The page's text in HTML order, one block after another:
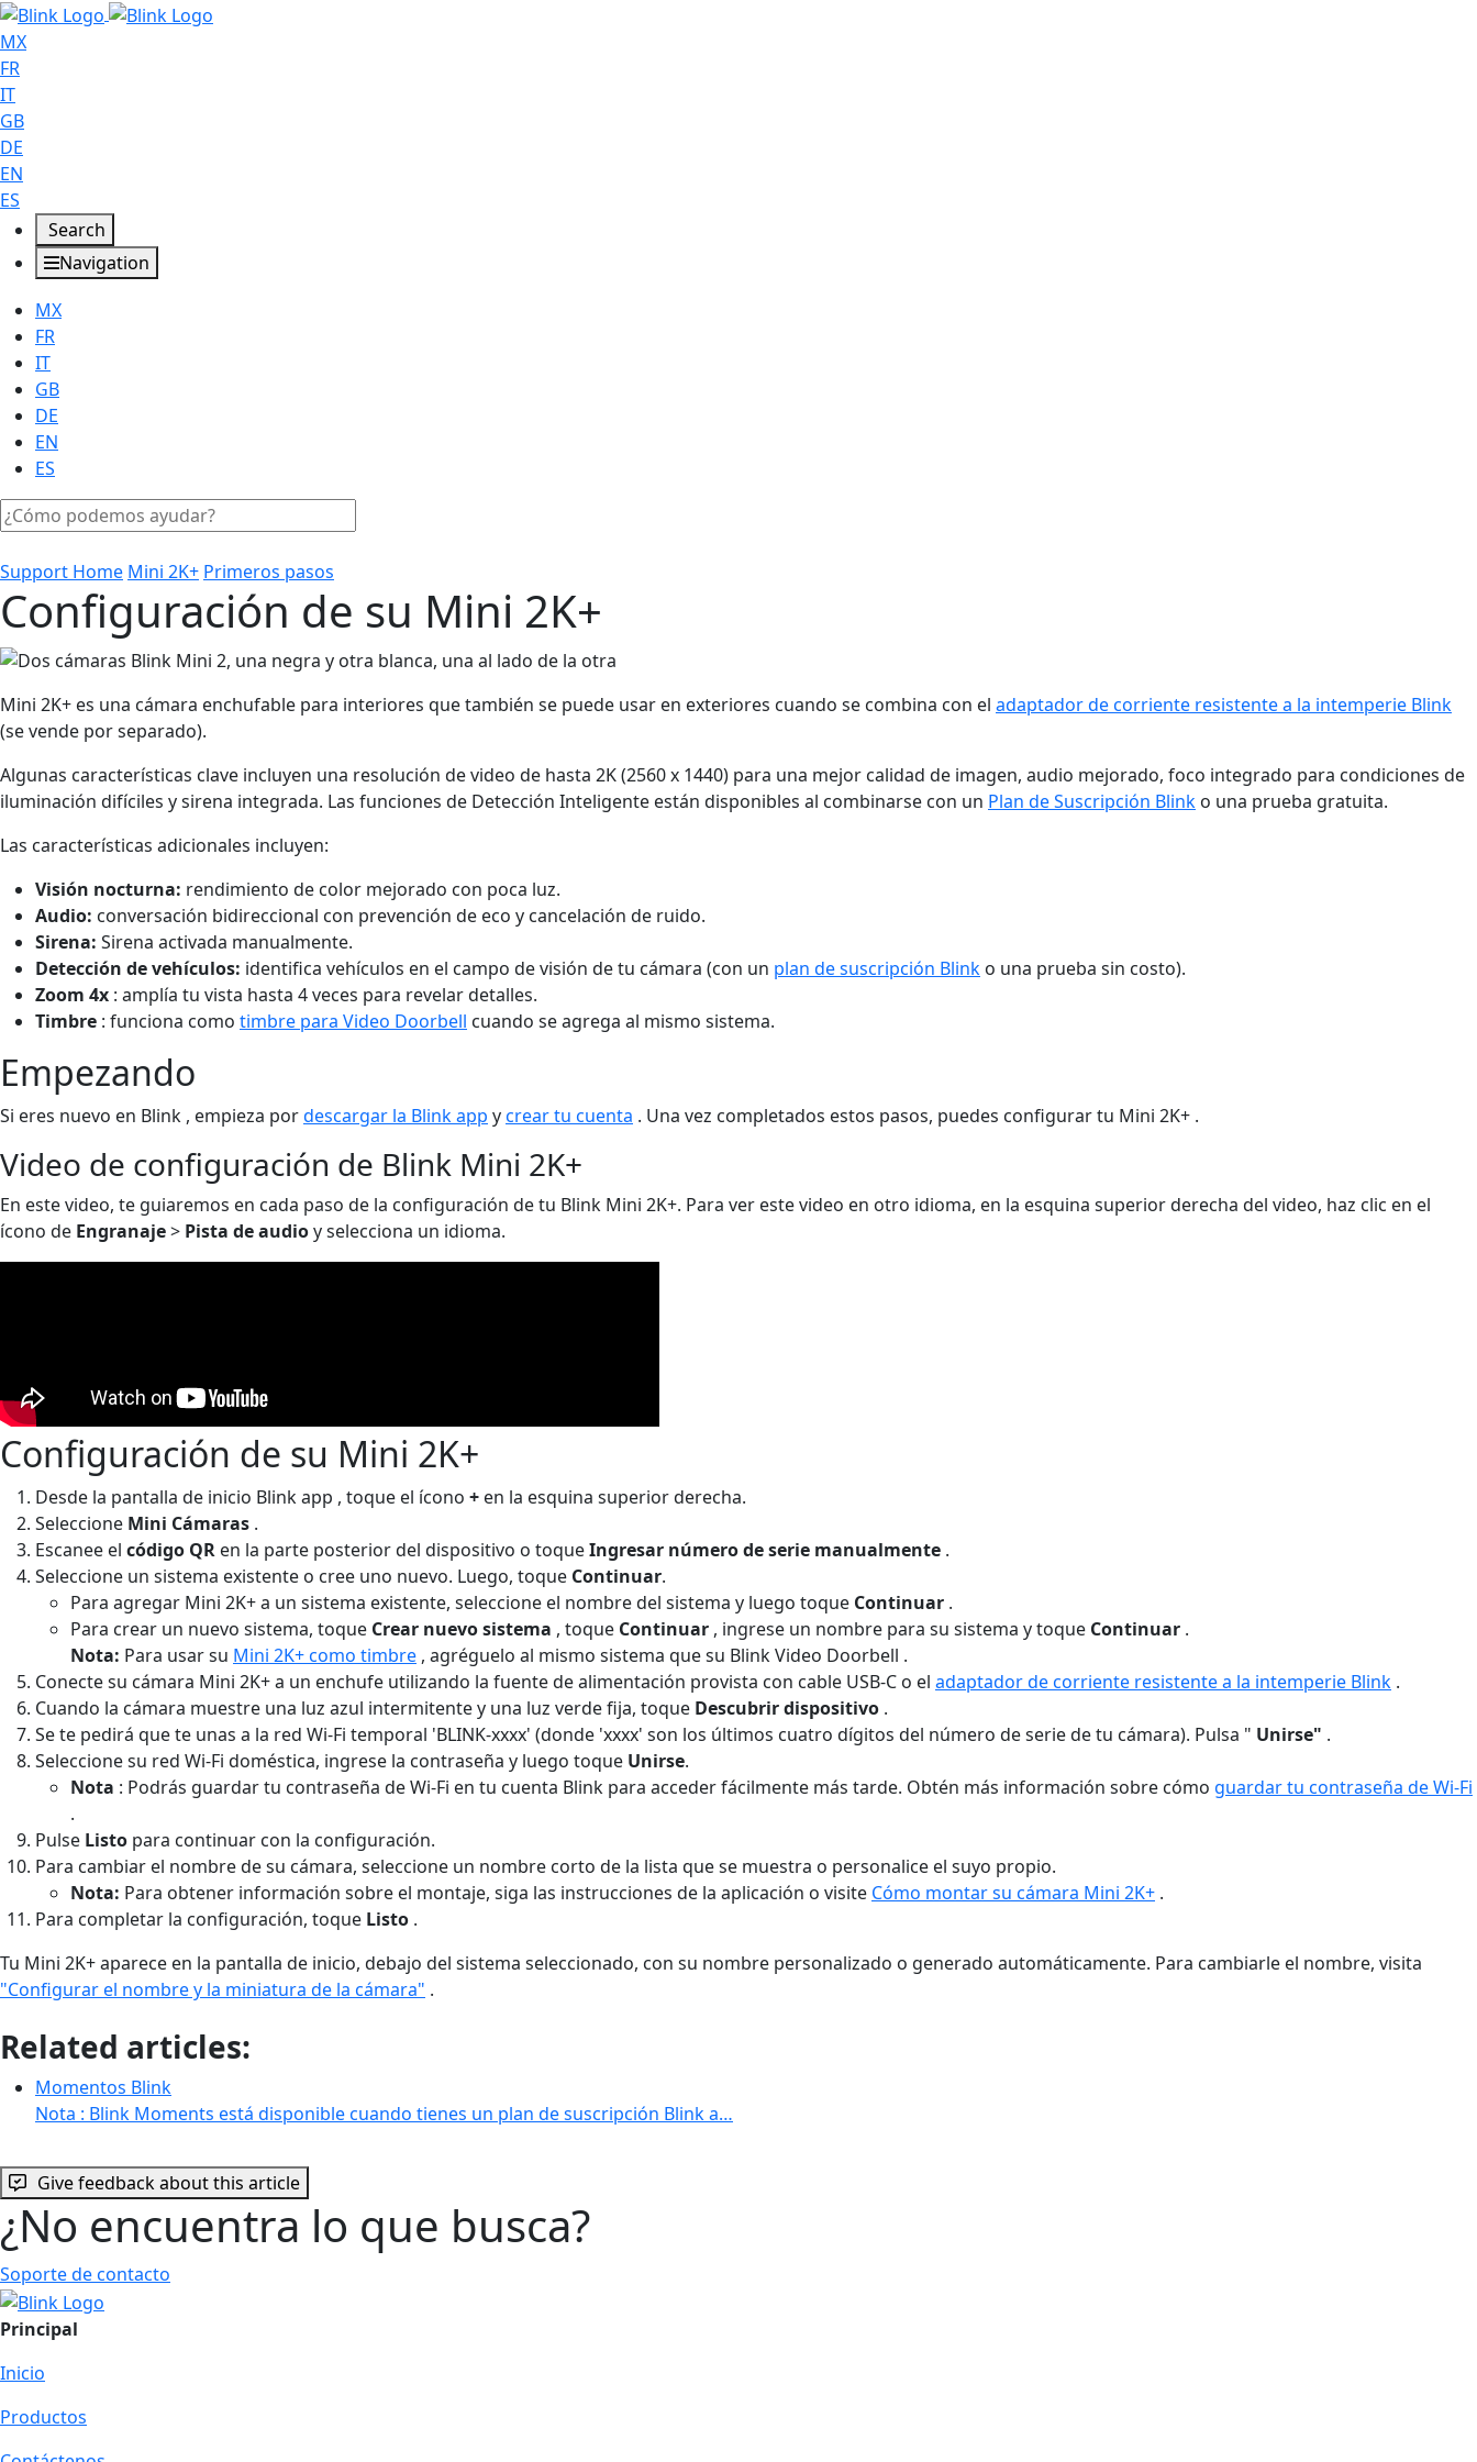
MX
FR
IT
GB
DE
EN
ES
Search
Navigation
MX
FR
IT
GB
DE
EN
ES
Support Home Mini 2K+ Primeros pasos
Configuración de su Mini 2K+
Mini 2K+ es una cámara enchufable para interiores que también se puede usar en exteriores cuando se combina con el adaptador de corriente resistente a la intemperie Blink
(se vende por separado).
Algunas características clave incluyen una resolución de video de hasta 2K (2560 x 1440) para una mejor calidad de imagen, audio mejorado, foco integrado para condiciones de
iluminación difíciles y sirena integrada. Las funciones de Detección Inteligente están disponibles al combinarse con un Plan de Suscripción Blink o una prueba gratuita.
Las características adicionales incluyen:
Visión nocturna: rendimiento de color mejorado con poca luz.
Audio: conversación bidireccional con prevención de eco y cancelación de ruido.
Sirena: Sirena activada manualmente.
Detección de vehículos: identifica vehículos en el campo de visión de tu cámara (con un plan de suscripción Blink o una prueba sin costo).
Zoom 4x : amplía tu vista hasta 4 veces para revelar detalles.
Timbre : funciona como timbre para Video Doorbell cuando se agrega al mismo sistema.
Empezando
Si eres nuevo en Blink , empieza pordescargar la Blink app ycrear tu cuenta . Una vez completados estos pasos, puedes configurar tu Mini 2K+ .
Video de configuración de Blink Mini 2K+
En este video, te guiaremos en cada paso de la configuración de tu Blink Mini 2K+. Para ver este video en otro idioma, en la esquina superior derecha del video, haz clic en el
ícono de Engranaje> Pista de audioy selecciona un idioma.
Configuración de su Mini 2K+
Desde la pantalla de inicio Blink app , toque el ícono + en la esquina superior derecha.
Seleccione Mini Cámaras .
Escanee el código QR en la parte posterior del dispositivo o toqueIngresar número de serie manualmente .
Seleccione un sistema existente o cree uno nuevo. Luego, toque Continuar.
Para agregar Mini 2K+ a un sistema existente, seleccione el nombre del sistema y luego toque Continuar .
Para crear un nuevo sistema, toque Crear nuevo sistema , toque Continuar , ingrese un nombre para su sistema y toque Continuar .
Nota: Para usar su Mini 2K+ como timbre , agréguelo al mismo sistema que su Blink Video Doorbell .
Conecte su cámara Mini 2K+ a un enchufe utilizando la fuente de alimentación provista con cable USB-C o el adaptador de corriente resistente a la intemperie Blink .
Cuando la cámara muestre una luz azul intermitente y una luz verde fija, toque Descubrir dispositivo .
Se te pedirá que te unas a la red Wi-Fi temporal 'BLINK-xxxx' (donde 'xxxx' son los últimos cuatro dígitos del número de serie de tu cámara). Pulsa " Unirse" .
Seleccione su red Wi-Fi doméstica, ingrese la contraseña y luego toque Unirse.
Nota : Podrás guardar tu contraseña de Wi-Fi en tu cuenta Blink para acceder fácilmente más tarde. Obtén más información sobre cómo guardar tu contraseña de Wi-Fi
.
Pulse Listo para continuar con la configuración.
Para cambiar el nombre de su cámara, seleccione un nombre corto de la lista que se muestra o personalice el suyo propio.
Nota: Para obtener información sobre el montaje, siga las instrucciones de la aplicación o visite Cómo montar su cámara Mini 2K+ .
Para completar la configuración, toque Listo .
Tu Mini 2K+ aparece en la pantalla de inicio, debajo del sistema seleccionado, con su nombre personalizado o generado automáticamente. Para cambiarle el nombre, visita
"Configurar el nombre y la miniatura de la cámara" .
Related articles:
Momentos Blink
Nota : Blink Moments está disponible cuando tienes un plan de suscripción Blink a…
Give feedback about this article
¿No encuentra lo que busca?
Soporte de contacto
Principal
Inicio
Productos